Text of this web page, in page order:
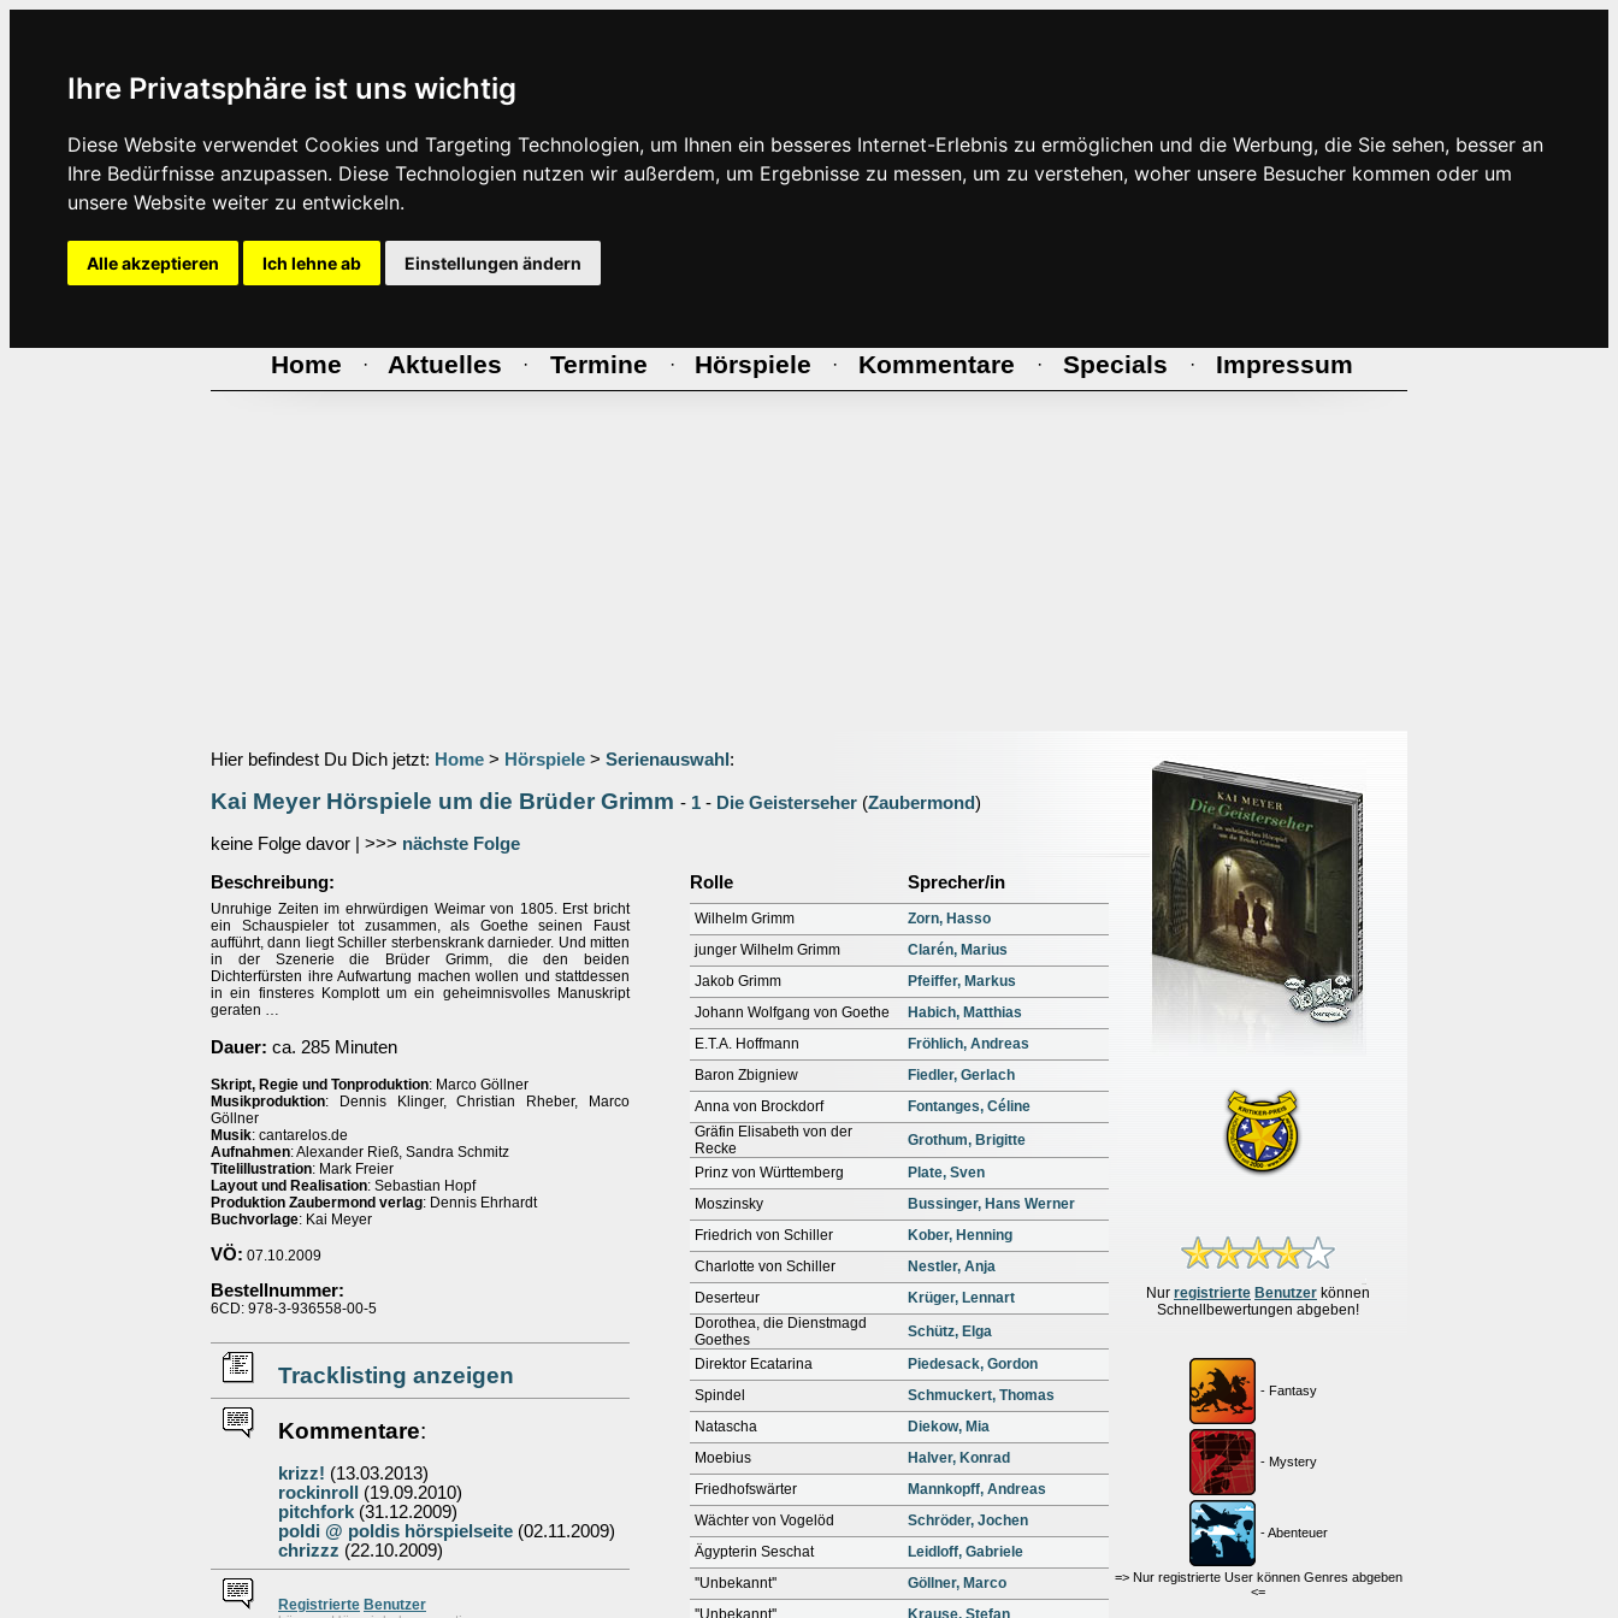
Ihre Privatsphäre ist uns wichtig
Diese Website verwendet Cookies und Targeting Technologien, um Ihnen ein besseres Internet-Erlebnis zu ermöglichen und die Werbung, die Sie sehen, besser an
Ihre Bedürfnisse anzupassen. Diese Technologien nutzen wir außerdem, um Ergebnisse zu messen, um zu verstehen, woher unsere Besucher kommen oder um
unsere Website weiter zu entwickeln.
Alle akzeptieren Ich lehne ab Einstellungen ändern
Home · Aktuelles · Termine · Hörspiele · Kommentare · Specials · Impressum
Hier befindest Du Dich jetzt: Home > Hörspiele > Serienauswahl :
Kai Meyer Hörspiele um die Brüder Grimm - 1 - Die Geisterseher (Zaubermond)
keine Folge davor | >>> nächste Folge
Nur registrierte Benutzer können
Schnellbewertungen abgeben!
- Fantasy
- Mystery
- Abenteuer
=> Nur registrierte User können Genres abgeben
<=
Beschreibung:
Unruhige Zeiten im ehrwürdigen Weimar von 1805. Erst bricht
ein Schauspieler tot zusammen, als Goethe seinen Faust
aufführt, dann liegt Schiller sterbenskrank darnieder. Und mitten
in der Szenerie die Brüder Grimm, die den beiden
Dichterfürsten ihre Aufwartung machen wollen und stattdessen
in ein finsteres Komplott um ein geheimnisvolles Manuskript
geraten …
Dauer: ca. 285 Minuten
Skript, Regie und Tonproduktion: Marco Göllner
Musikproduktion: Dennis Klinger, Christian Rheber, Marco
Göllner
Musik: cantarelos.de
Aufnahmen: Alexander Rieß, Sandra Schmitz
Titelillustration: Mark Freier
Layout und Realisation: Sebastian Hopf
Produktion Zaubermond verlag: Dennis Ehrhardt
Buchvorlage: Kai Meyer
VÖ: 07.10.2009
Bestellnummer:
6CD: 978-3-936558-00-5
Tracklisting anzeigen
Kommentare:
krizz! (13.03.2013)
rockinroll
(19.09.2010)
pitchfork (31.12.2009)
poldi @ poldis hörspielseite (02.11.2009)
chrizzz (22.10.2009)
Registrierte Benutzer
Rolle Sprecher/in
Wilhelm Grimm
Zorn, Hasso
junger Wilhelm Grimm
Clarén, Marius
Jakob Grimm
Pfeiffer, Markus
Johann Wolfgang von Goethe
Habich, Matthias
E.T.A. Hoffmann
Fröhlich, Andreas
Baron Zbigniew
Fiedler, Gerlach
Anna von Brockdorf
Fontanges, Céline
Gräfin Elisabeth von der
Recke
Grothum, Brigitte
Prinz von Württemberg
Plate, Sven
Moszinsky
Bussinger, Hans Werner
Friedrich von Schiller
Kober, Henning
Charlotte von Schiller
Nestler, Anja
Deserteur
Krüger, Lennart
Dorothea, die Dienstmagd
Goethes
Schütz, Elga
Direktor Ecatarina
Piedesack, Gordon
Spindel
Schmuckert, Thomas
Natascha
Diekow, Mia
Moebius
Halver, Konrad
Friedhofswärter
Mannkopff, Andreas
Wächter von Vogelöd
Schröder, Jochen
Ägypterin Seschat
Leidloff, Gabriele
''Unbekannt''
Göllner, Marco
''Unbekannt''
Krause, Stefan